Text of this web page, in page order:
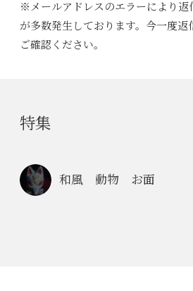
※メールアドレスのエラーにより返
が多数発生しております。今一度返
ご確認ください。
特集
和風 動物 お面